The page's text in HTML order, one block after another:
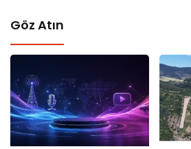
Göz Atın